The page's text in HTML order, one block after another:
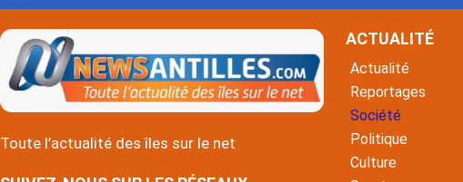
Toute l’actualité des îles sur le net
ACTUALITÉ
Actualité
Reportages
Société
Politique
Culture